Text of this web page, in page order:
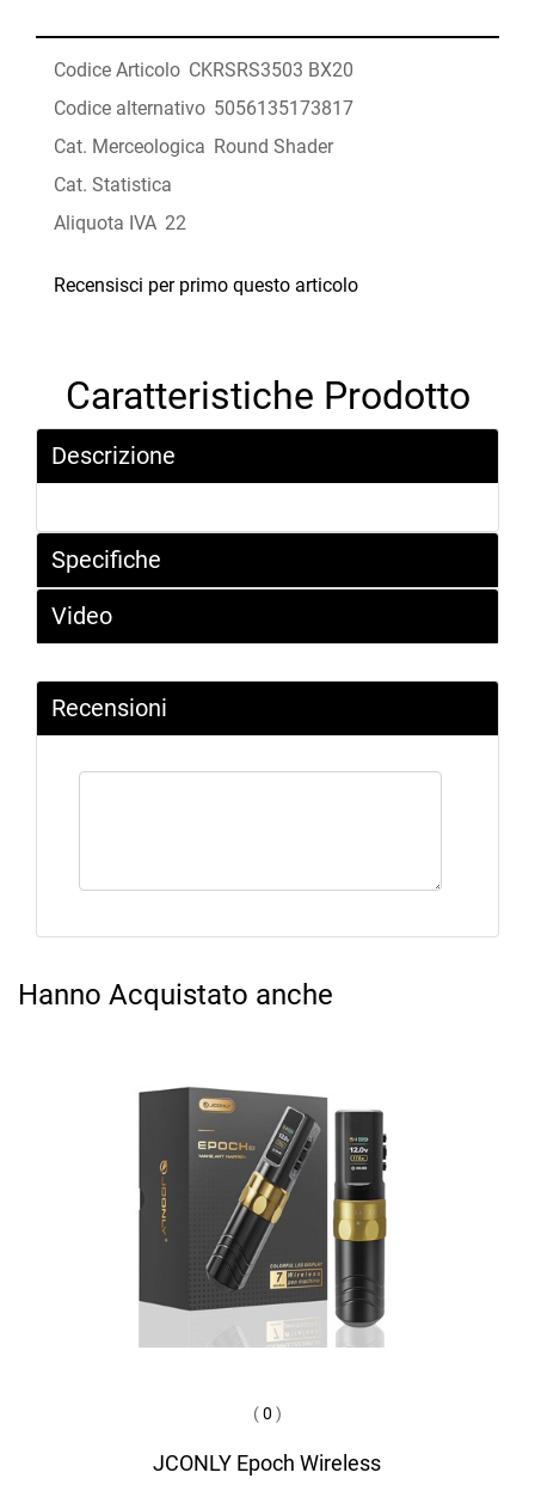
Codice Articolo CKRSRS3503 BX20
Codice alternativo 5056135173817
Cat. Merceologica Round Shader
Cat. Statistica
Aliquota IVA 22
Recensisci per primo questo articolo
Caratteristiche Prodotto
Descrizione
Specifiche
Video
Recensioni
Hanno Acquistato anche
(0 )
JCONLY Epoch Wireless